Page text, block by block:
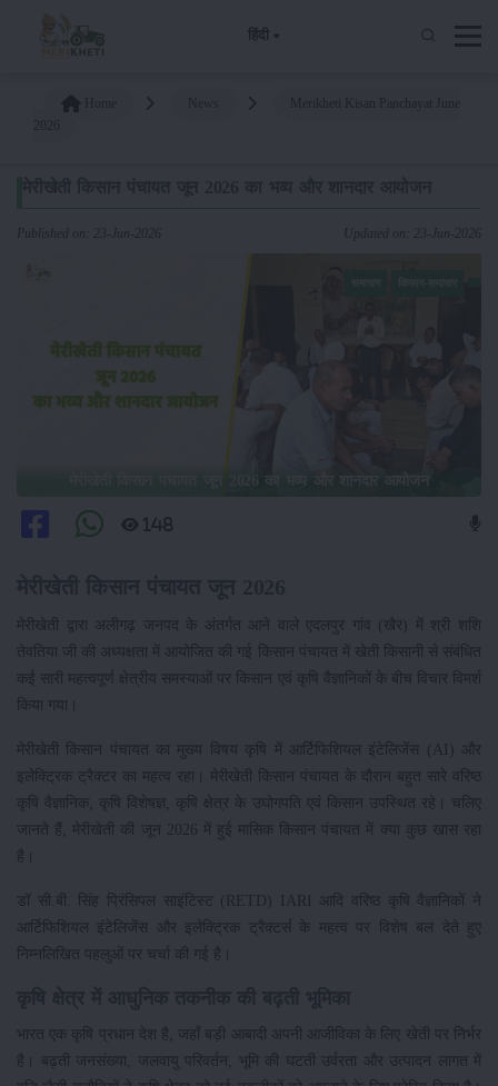
हिंदी
Published on: 23-Jun-2026 Updated on: 23-Jun-2026
मेरीखेती किसान पंचायत जून 2026 का भव्य और शानदार आयोजन
148
मेरीखेती द्वारा अलीगढ़ जनपद के अंतर्गत आने वाले एदलपुर गांव (खैर) में श्री शशि
तेवतिया जी की अध्यक्षता में आयोजित की गई किसान पंचायत में खेती किसानी से संबंधित
कई सारी महत्वपूर्ण क्षेत्रीय समस्याओं पर किसान एवं कृषि वैज्ञानिकों के बीच विचार विमर्श
किया गया।
मेरीखेती किसान पंचायत का मुख्य विषय कृषि में आर्टिफिशियल इंटेलिजेंस (AI) और
इलेक्ट्रिक ट्रैक्टर का महत्व रहा। मेरीखेती किसान पंचायत के दौरान बहुत सारे वरिष्ठ
कृषि वैज्ञानिक, कृषि विशेषज्ञ, कृषि क्षेत्र के उघोगपति एवं किसान उपस्थित रहे। चलिए
जानते हैं, मेरीखेती की जून 2026 में हुई मासिक किसान पंचायत में क्या कुछ खास रहा
है।
डॉ सी.बी. सिंह प्रिंसिपल साइंटिस्ट (RETD) IARI आदि वरिष्ठ कृषि वैज्ञानिकों ने
आर्टिफिशियल इंटेलिजेंस और इलेक्ट्रिक ट्रैक्टर्स के महत्व पर विशेष बल देते हुए
निम्नलिखित पहलुओं पर चर्चा की गई है।
भारत एक कृषि प्रधान देश है, जहाँ बड़ी आबादी अपनी आजीविका के लिए खेती पर निर्भर
है। बढ़ती जनसंख्या, जलवायु परिवर्तन, भूमि की घटती उर्वरता और उत्पादन लागत में